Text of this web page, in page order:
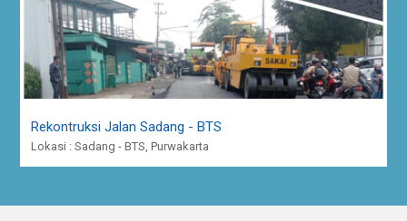
Rekontruksi Jalan Sadang - BTS
Lokasi : Sadang - BTS, Purwakarta